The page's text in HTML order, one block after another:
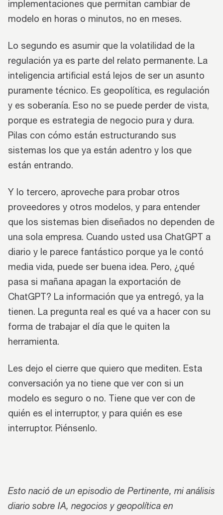
implementaciones que permitan cambiar de
modelo en horas o minutos, no en meses.
Lo segundo es asumir que la volatilidad de la
regulación ya es parte del relato permanente. La
inteligencia artificial está lejos de ser un asunto
puramente técnico. Es geopolítica, es regulación
y es soberanía. Eso no se puede perder de vista,
porque es estrategia de negocio pura y dura.
Pilas con cómo están estructurando sus
sistemas los que ya están adentro y los que
están entrando.
Y lo tercero, aproveche para probar otros
proveedores y otros modelos, y para entender
que los sistemas bien diseñados no dependen de
una sola empresa. Cuando usted usa ChatGPT a
diario y le parece fantástico porque ya le contó
media vida, puede ser buena idea. Pero, ¿qué
pasa si mañana apagan la exportación de
ChatGPT? La información que ya entregó, ya la
tienen. La pregunta real es qué va a hacer con su
forma de trabajar el día que le quiten la
herramienta.
Les dejo el cierre que quiero que mediten. Esta
conversación ya no tiene que ver con si un
modelo es seguro o no. Tiene que ver con de
quién es el interruptor, y para quién es ese
interruptor. Piénsenlo.
Esto nació de un episodio de Pertinente, mi análisis
diario sobre IA, negocios y geopolítica en